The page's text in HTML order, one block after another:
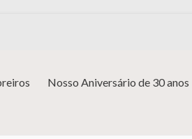
Nosso Aniversário de 30 anos